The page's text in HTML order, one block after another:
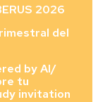
2026
del
by AI/
tu
invitation